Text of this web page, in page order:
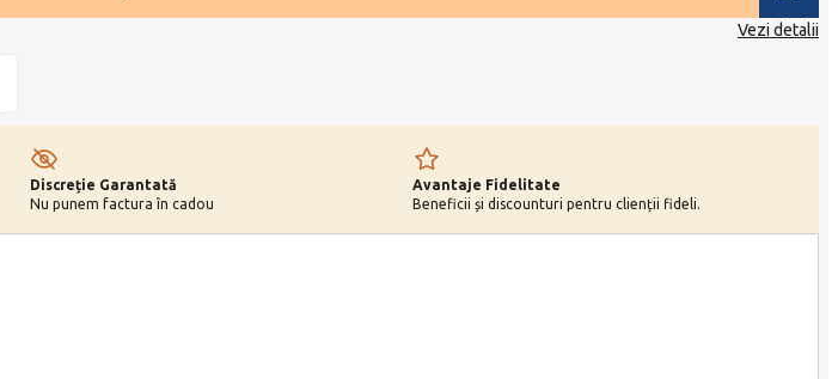
Vezi detalii
Discreție Garantată
Nu punem factura în cadou
Avantaje Fidelitate
Beneficii și discounturi pentru clienții fideli.